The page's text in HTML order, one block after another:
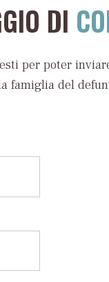
DI
per poter
famiglia del